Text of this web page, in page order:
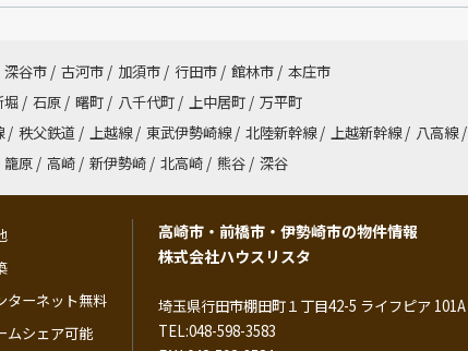
深谷市 / 古河市 / 加須市 / 行田市 / 館林市 / 本庄市
堀 / 石原 / 曙町 / 八千代町 / 上中居町 / 万平町
/ 秩父鉄道 / 上越線 / 東武伊勢崎線 / 北陸新幹線 / 上越新幹線 / 八高線 /
籠原 / 高崎 / 新伊勢崎 / 北高崎 / 熊谷 / 深谷
ターネット無料
ムシェア可能
高崎市・前橋市・伊勢崎市の物件情報
株式会社ハウスリスタ
埼玉県行田市棚田町１丁目42-5 ライフピア 101A
TEL:048-598-3583